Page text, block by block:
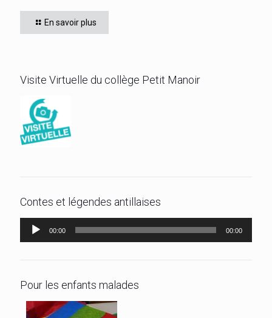
affrontés. Félicitations à l’élève ZEBO Yoan (602) qui a
remporté son titre de champion 6ème
En savoir plus
Visite Virtuelle du collège Petit Manoir
Contes et légendes antillaises
Lecteur
audio
00:00 00:00
Pour les enfants malades